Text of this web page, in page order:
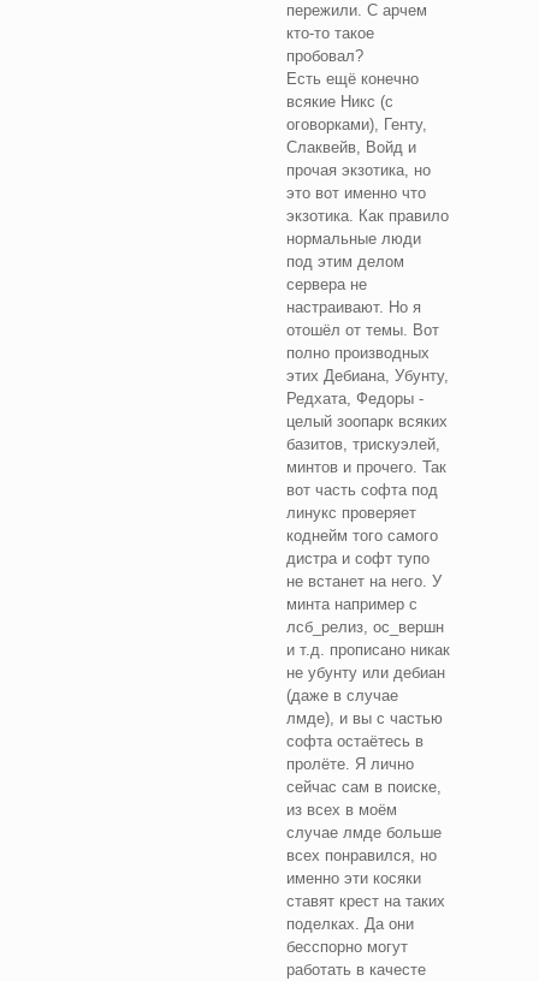
пережили. С арчем
кто-то такое
пробовал?
Есть ещё конечно
всякие Никс (с
оговорками), Генту,
Слаквейв, Войд и
прочая экзотика, но
это вот именно что
экзотика. Как правило
нормальные люди
под этим делом
сервера не
настраивают. Но я
отошёл от темы. Вот
полно производных
этих Дебиана, Убунту,
Редхата, Федоры -
целый зоопарк всяких
базитов, трискуэлей,
минтов и прочего. Так
вот часть софта под
линукс проверяет
коднейм того самого
дистра и софт тупо
не встанет на него. У
минта например с
лсб_релиз, ос_вершн
и т.д. прописано никак
не убунту или дебиан
(даже в случае
лмде), и вы с частью
софта остаётесь в
пролёте. Я лично
сейчас сам в поиске,
из всех в моём
случае лмде больше
всех понравился, но
именно эти косяки
ставят крест на таких
поделках. Да они
бесспорно могут
работать в качесте